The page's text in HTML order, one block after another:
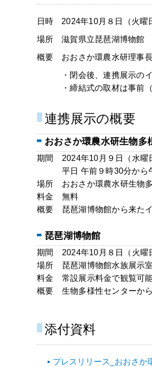
日時 2024年10月８日（火曜
場所 滋賀県立琵琶湖博物館
概要 おおさか環農水研理事
・閉会後、連携展示の
・締結式の取材は事前
連携展示の概要
おおさか環農水研生物多
期間 2024年10月９日（水曜
平日 午前９時30分から午
場所 おおさか環農水研生物
料金 無料
概要 琵琶湖博物館から来たイ
琵琶湖博物館
期間 2024年10月８日（火曜
場所 琵琶湖博物館水族展示
料金 常設展示料金で観覧可
概要 生物多様性センターから
添付資料
プレスリリース_おおさか